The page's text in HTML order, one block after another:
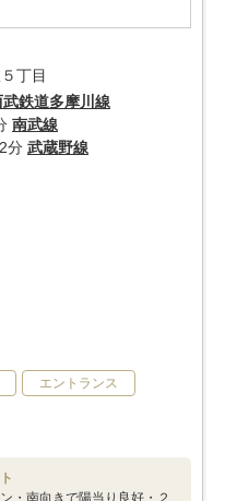
丁目
武鉄道多摩川線
南武線
分 武蔵野線
エントランス
・南向きで陽当り良好・２